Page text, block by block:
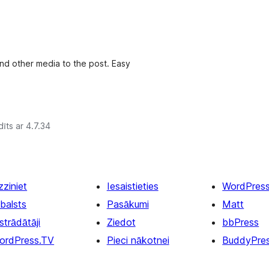
other media to the post. Easy
ar 4.7.34
Iesaistieties
Pasākumi
Ziedot
Pieci nākotnei
Matt
bbPress